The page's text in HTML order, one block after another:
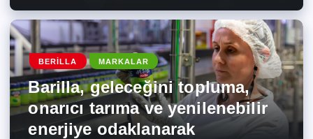
BERILLA MARKALAR
Barilla, geleceğini topluma,
onarıcı tarıma ve yenilenebilir
enerjiye odaklanarak